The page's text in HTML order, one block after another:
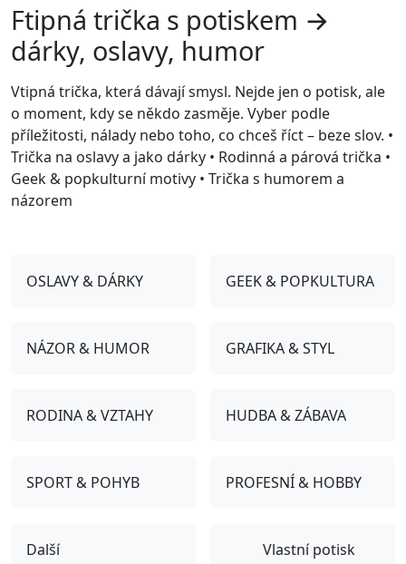
Ftipná trička s potiskem →
dárky, oslavy, humor
Vtipná trička, která dávají smysl. Nejde jen o potisk, ale
o moment, kdy se někdo zasměje. Vyber podle
příležitosti, nálady nebo toho, co chceš říct – beze slov. •
Trička na oslavy a jako dárky • Rodinná a párová trička •
Geek & popkulturní motivy • Trička s humorem a
názorem
OSLAVY & DÁRKY GEEK & POPKULTURA
NÁZOR & HUMOR GRAFIKA & STYL
RODINA & VZTAHY HUDBA & ZÁBAVA
SPORT & POHYB PROFESNÍ & HOBBY
Další Vlastní potisk